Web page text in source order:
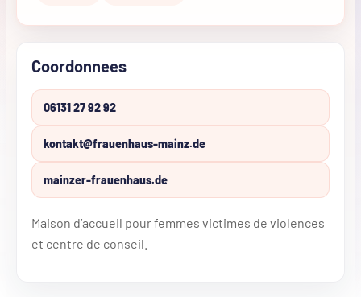
Coordonnees
06131 27 92 92
kontakt@frauenhaus-mainz.de
mainzer-frauenhaus.de
Maison d’accueil pour femmes victimes de violences
et centre de conseil.